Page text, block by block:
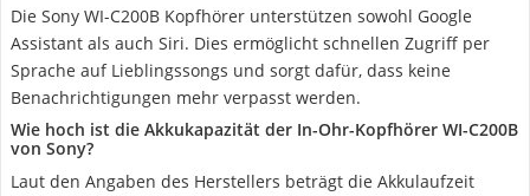
Die Sony WI-C200B Kopfhörer unterstützen sowohl Google
Assistant als auch Siri. Dies ermöglicht schnellen Zugriff per
Sprache auf Lieblingssongs und sorgt dafür, dass keine
Benachrichtigungen mehr verpasst werden.
Wie hoch ist die Akkukapazität der In-Ohr-Kopfhörer WI-C200B
von Sony?
Laut den Angaben des Herstellers beträgt die Akkulaufzeit